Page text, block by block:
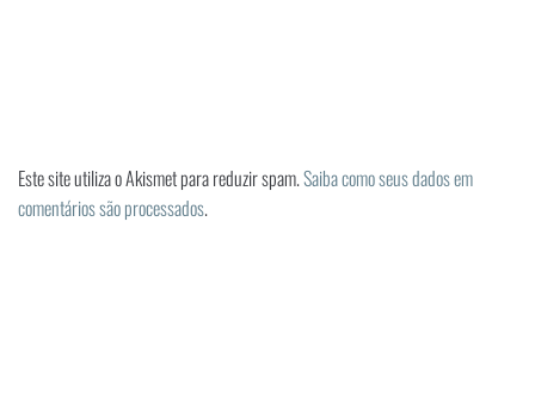
Este site utiliza o Akismet para reduzir spam.Saiba como seus dados em
comentários são processados.